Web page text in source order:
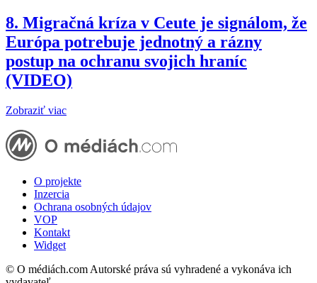
8. Migračná kríza v Ceute je signálom, že
Európa potrebuje jednotný a rázny
postup na ochranu svojich hraníc
(VIDEO)
Zobraziť viac
O projekte
Inzercia
Ochrana osobných údajov
VOP
Kontakt
Widget
© O médiách.com Autorské práva sú vyhradené a vykonáva ich